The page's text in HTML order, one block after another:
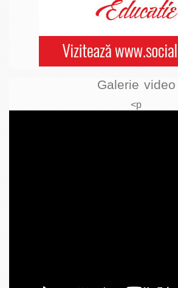
Galerie video
<p